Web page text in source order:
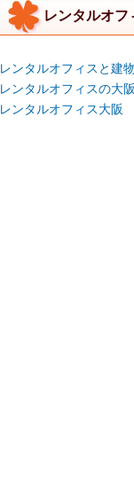
レンタルオ
レンタルオフィスと建物
レンタルオフィスの大
レンタルオフィス大阪